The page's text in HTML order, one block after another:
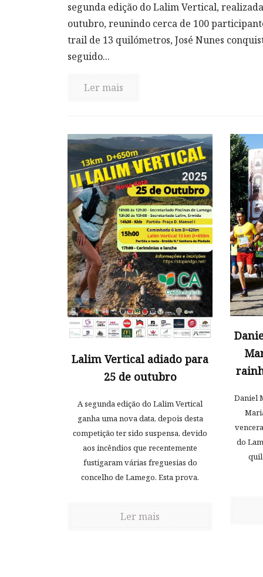
segunda edição do Lalim Vertical,
outubro, reunindo cerca de 100
trail de 13 quilómetros, José Nunes
seguido...
Ler mais
Lalim Vertical adiado para
25 de outubro
A segunda edição do Lalim Vertical
ganha uma nova data, depois desta
competição ter sido suspensa, devido
aos incêndios que recentemente
fustigaram várias freguesias do
concelho de Lamego. Esta prova.
Ler mais
Daniel
do